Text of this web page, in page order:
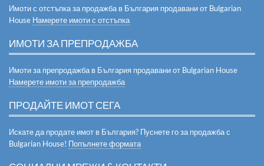
Имоти с отстъпка за продажба в България продавани от Bulgarian
House Намерете имоти с отстъпка
ИМОТИ ЗА ПРЕПРОДАЖБА
Имоти за препродажба в България продавани от Bulgarian House
Намерете имоти за препродажба
ПРОДАЙТЕ ИМОТ СЕГА
Искате да продате имот в България? Пуснете го за продажба с
Bulgarian House! Попълнете формата